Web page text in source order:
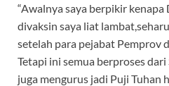
“Awalnya saya berpikir
divaksin saya liat
setelah para pejabat Pemprov
Tetapi ini semua berproses
juga mengurus jadi Puji Tuhan